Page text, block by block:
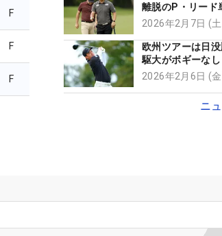
F
F
F
離脱のP・リード
2026年2月7日 (
欧州ツアーは日
駆大がボギーなし
定10位、星野陸
2026年2月6日 (
ニ